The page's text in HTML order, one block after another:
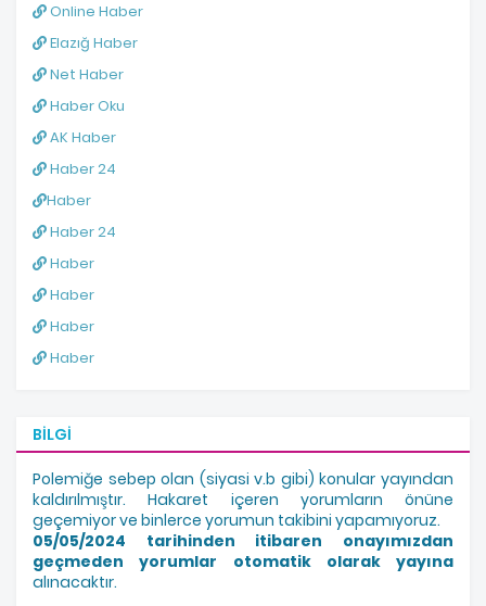
Online Haber
Elazığ Haber
Net Haber
Haber Oku
AK Haber
Haber 24
Haber
Haber 24
Haber
Haber
Haber
Haber
BILGI
Polemiğe sebep olan (siyasi v.b gibi) konular yayından
kaldırılmıştır. Hakaret içeren yorumların önüne
geçemiyor ve binlerce yorumun takibini yapamıyoruz.
05/05/2024 tarihinden itibaren onayımızdan
geçmeden yorumlar otomatik olarak yayına
alınacaktır.